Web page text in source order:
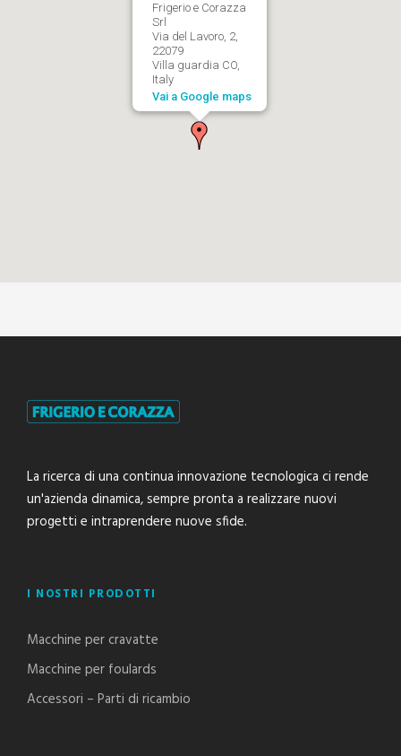
Frigerio e Corazza
Srl
Via del Lavoro, 2,
22079
Villa guardia CO,
Italy
Vai a Google maps
La ricerca di una continua innovazione tecnologica ci rende
un'azienda dinamica, sempre pronta a realizzare nuovi
progetti e intraprendere nuove sfide.
I NOSTRI PRODOTTI
Macchine per cravatte
Macchine per foulards
Accessori – Parti di ricambio